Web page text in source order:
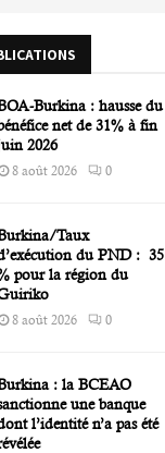
H
Burkina : hausse du
net de 31% à fin
2026
8 août 2026 0
Taux
du PND : 35
pour la région du
8 août 2026 0
: la BCEAO
une banque
l’identité n’a pas été